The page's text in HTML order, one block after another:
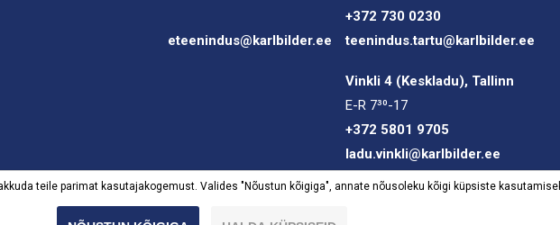
eteenindus@karlbilder.ee
+372 730 0230
teenindus.tartu@karlbilder.ee
Vinkli 4 (Keskladu), Tallinn
E-R 7³⁰-17
+372 5801 9705
ladu.vinkli@karlbilder.ee
teile parimat kasutajakogemust. Valides "Nõustun kõigiga", annate nõusoleku kõigi küpsiste